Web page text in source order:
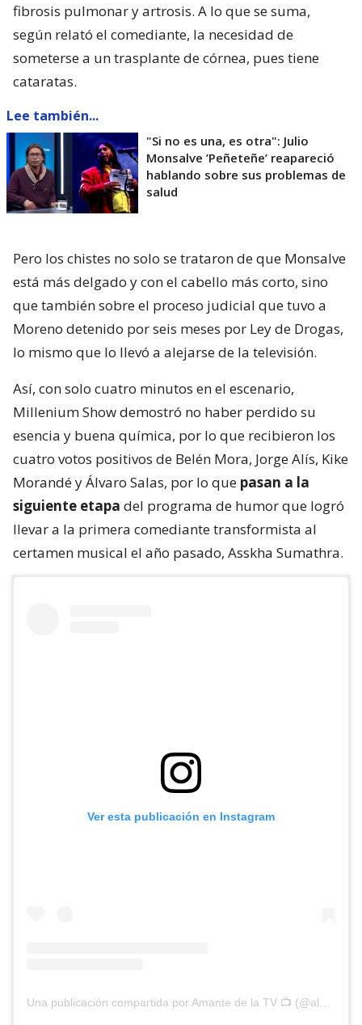
fibrosis pulmonar y artrosis. A lo que se suma,
según relató el comediante, la necesidad de
someterse a un trasplante de córnea, pues tiene
cataratas.
Lee también...
"Si no es una, es otra": Julio
Monsalve ’Peñeteñe’ reapareció
hablando sobre sus problemas de
salud
Pero los chistes no solo se trataron de que Monsalve
está más delgado y con el cabello más corto, sino
que también sobre el proceso judicial que tuvo a
Moreno detenido por seis meses por Ley de Drogas,
lo mismo que lo llevó a alejarse de la televisión.
Así, con solo cuatro minutos en el escenario,
Millenium Show demostró no haber perdido su
esencia y buena química, por lo que recibieron los
cuatro votos positivos de Belén Mora, Jorge Alís, Kike
Morandé y Álvaro Salas, por lo que pasan a la
siguiente etapa del programa de humor que logró
llevar a la primera comediante transformista al
certamen musical el año pasado, Asskha Sumathra.
Ver esta publicación en Instagram